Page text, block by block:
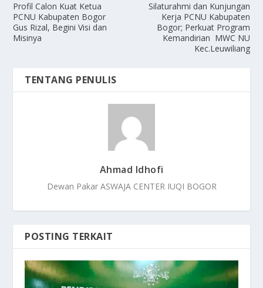
Profil Calon Kuat Ketua
PCNU Kabupaten Bogor
Gus Rizal, Begini Visi dan
Misinya
Silaturahmi dan Kunjungan
Kerja PCNU Kabupaten
Bogor; Perkuat Program
Kemandirian MWC NU
Kec.Leuwiliang
TENTANG PENULIS
Ahmad Idhofi
Dewan Pakar ASWAJA CENTER IUQI BOGOR
POSTING TERKAIT